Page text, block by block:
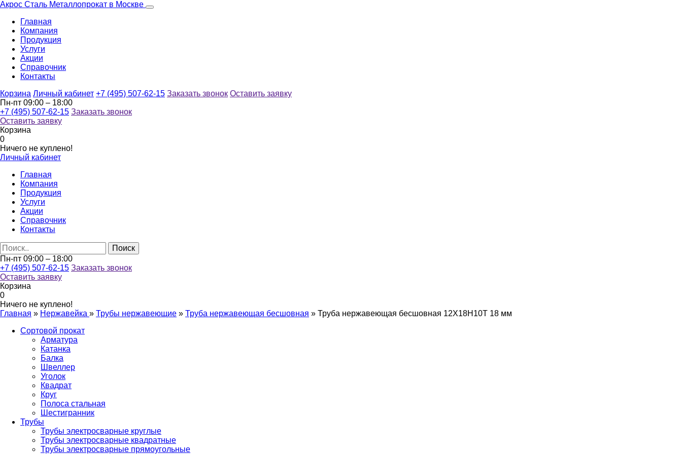
Акрос Сталь Металлопрокат в Москве
Главная
Компания
Продукция
Услуги
Акции
Справочник
Контакты
Корзина Личный кабинет +7 (495) 507-62-15 Заказать звонок Оставить заявку
Пн-пт 09:00 – 18:00
+7 (495) 507-62-15 Заказать звонок
Оставить заявку
Корзина
0
Ничего не куплено!
Личный кабинет
Главная
Компания
Продукция
Услуги
Акции
Справочник
Контакты
Пн-пт 09:00 – 18:00
+7 (495) 507-62-15 Заказать звонок
Оставить заявку
Корзина
0
Ничего не куплено!
Главная » Нержавейка » Трубы нержавеющие » Труба нержавеющая бесшовная » Труба нержавеющая бесшовная 12Х18Н10Т 18 мм
Сортовой прокат
Арматура
Катанка
Балка
Швеллер
Уголок
Квадрат
Круг
Полоса стальная
Шестигранник
Трубы
Трубы электросварные круглые
Трубы электросварные квадратные
Трубы электросварные прямоугольные